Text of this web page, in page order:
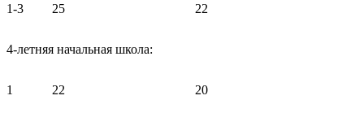
1-3 25 22
4-летняя начальная школа:
1 22 20